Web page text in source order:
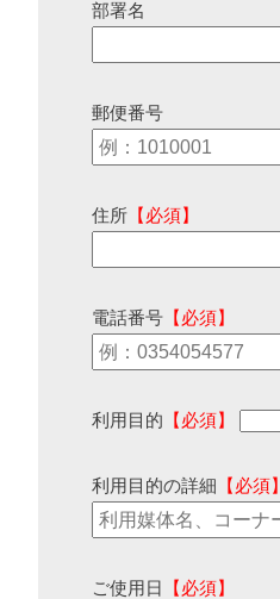
部署名
郵便番号
住所 【必須】
電話番号 【必須】
利用目的 【必須】
利用目的の詳細 【必須】
ご使用日 【必須】